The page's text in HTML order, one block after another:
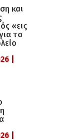
και
«εις
το
|
|